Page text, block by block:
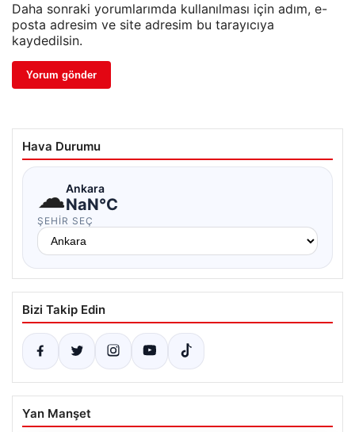
Daha sonraki yorumlarımda kullanılması için adım, e-
posta adresim ve site adresim bu tarayıcıya
kaydedilsin.
Hava Durumu
☁Ankara
NaN°C
ŞEHIR SEÇ
Bizi Takip Edin
Yan Manşet